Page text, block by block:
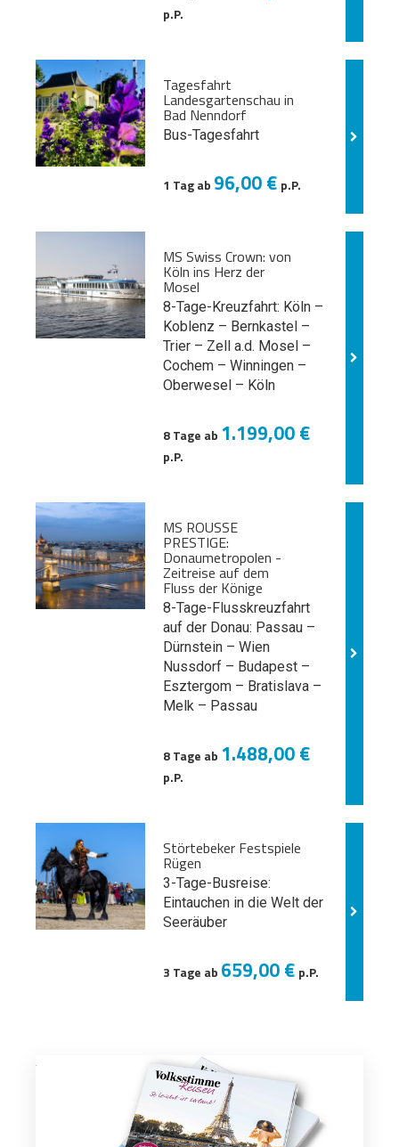
p.P.
Tagesfahrt
Landesgartenschau in
Bad Nenndorf
Bus-Tagesfahrt
1 Tag ab 96,00 € p.P.
MS Swiss Crown: von
Köln ins Herz der
Mosel
8-Tage-Kreuzfahrt: Köln –
Koblenz – Bernkastel –
Trier – Zell a.d. Mosel –
Cochem – Winningen –
Oberwesel – Köln
8 Tage ab 1.199,00 €
p.P.
MS ROUSSE
PRESTIGE:
Donaumetropolen -
Zeitreise auf dem
Fluss der Könige
8-Tage-Flusskreuzfahrt
auf der Donau: Passau –
Dürnstein – Wien
Nussdorf – Budapest –
Esztergom – Bratislava –
Melk – Passau
8 Tage ab 1.488,00 €
p.P.
Störtebeker Festspiele
Rügen
3-Tage-Busreise:
Eintauchen in die Welt der
Seeräuber
3 Tage ab 659,00 € p.P.